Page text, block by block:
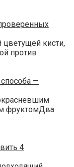
цветущей кисти,
против
—
фруктомДва
4